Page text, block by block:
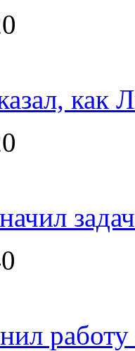
как